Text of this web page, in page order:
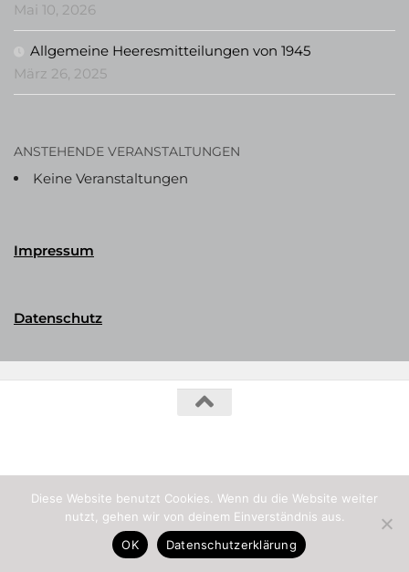
Mai 10, 2026
Allgemeine Heeresmitteilungen von 1945
März 26, 2025
ANSTEHENDE VERANSTALTUNGEN
Keine Veranstaltungen
Impressum
Datenschutz
Diese Website benutzt Cookies. Wenn du die Website weiter
nutzt, gehen wir von deinem Einverständnis aus.
OK
Datenschutzerklärung